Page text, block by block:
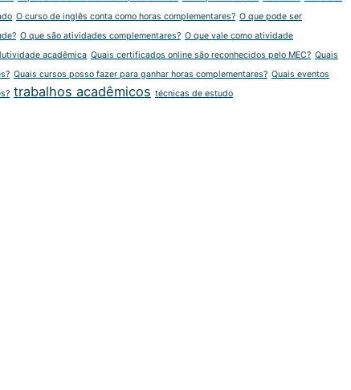
O curso de inglês conta como horas complementares? O que pode ser
O que são atividades complementares? O que vale como atividade
acadêmica Quais certificados online são reconhecidos pelo MEC? Quais
Quais cursos posso fazer para ganhar horas complementares? Quais eventos
trabalhos acadêmicos técnicas de estudo